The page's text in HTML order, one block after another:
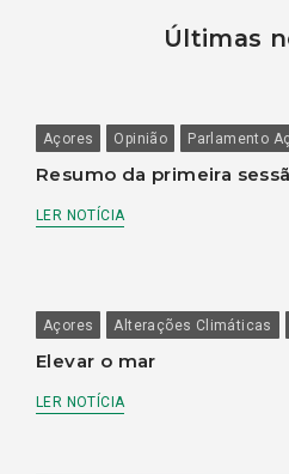
Últimas
Açores Opinião Parlamento
Resumo da primeira
LER NOTÍCIA
Açores Alterações Climáticas
Elevar o mar
LER NOTÍCIA